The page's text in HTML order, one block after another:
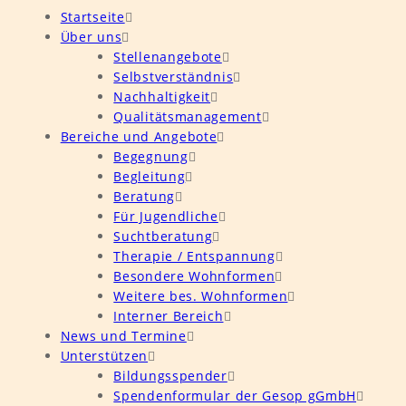
Startseite
Über uns
Stellenangebote
Selbstverständnis
Nachhaltigkeit
Qualitätsmanagement
Bereiche und Angebote
Begegnung
Begleitung
Beratung
Für Jugendliche
Suchtberatung
Therapie / Entspannung
Besondere Wohnformen
Weitere bes. Wohnformen
Interner Bereich
News und Termine
Unterstützen
Bildungsspender
Spendenformular der Gesop gGmbH